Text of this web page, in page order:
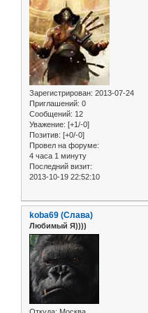
Зарегистрирован: 2013-07-24
Приглашений: 0
Сообщений: 12
Уважение: [+1/-0]
Позитив: [+0/-0]
Провел на форуме:
4 часа 1 минуту
Последний визит:
2013-10-19 22:52:10
koba69 (Слава)
Любимый Я))))